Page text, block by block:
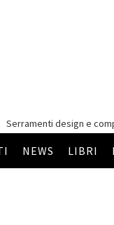
Serramenti design e
NEWS LIBRI